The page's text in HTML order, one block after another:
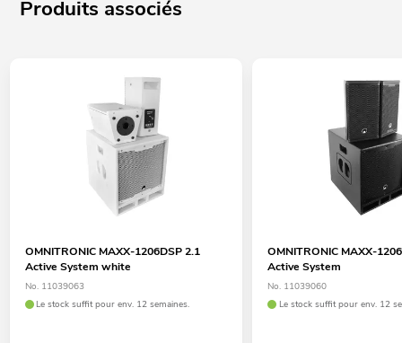
Produits associés
OMNITRONIC MAXX-1206DSP 2.1
Active System white
No. 11039063
Le stock suffit pour env. 12 semaines.
OMNITRONIC MAXX-
Active System
No. 11039060
Le stock suffit pour env. 12